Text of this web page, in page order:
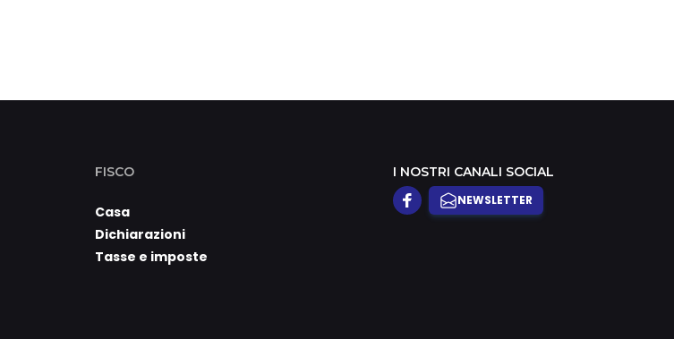
FISCO
Casa
Dichiarazioni
Tasse e imposte
I NOSTRI CANALI SOCIAL
NEWSLETTER